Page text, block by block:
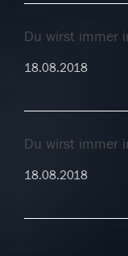
Du wirst immer
18.08.2018
Du wirst immer
18.08.2018